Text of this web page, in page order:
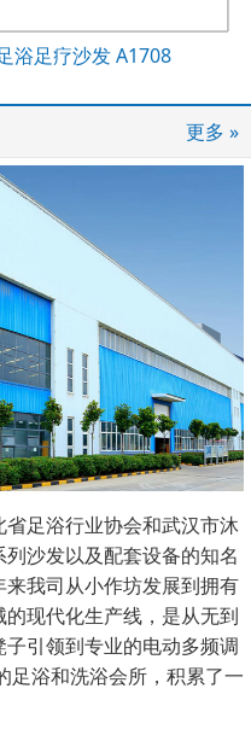
浴足疗沙发 A1708
更多 »
足浴行业协会和武汉市沐
沙发以及配套设备的知名
我司从小作坊发展到拥有
现代化生产线，是从无到
引领到专业的电动多频调
足浴和洗浴会所，积累了一